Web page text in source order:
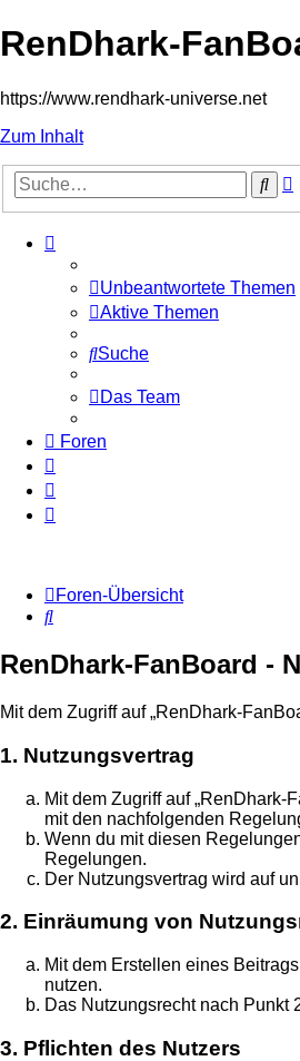
RenDhark-
https://www.rendhark-universe.net
Zum Inhalt
Unbeantwortete Themen
Aktive Themen
Suche
Das Team
Foren
Foren-Übersicht
Suche
RenDhark-FanBoard -
Mit dem Zugriff auf „RenDhark-
1. Nutzungsvertrag
Mit dem Zugriff auf „RenDhark-
mit den nachfolgenden
Wenn du mit diesen
Regelungen.
Der Nutzungsvertrag wird auf
2. Einräumung von
Mit dem Erstellen eines
nutzen.
Das Nutzungsrecht nach Punkt
3. Pflichten des Nutzers